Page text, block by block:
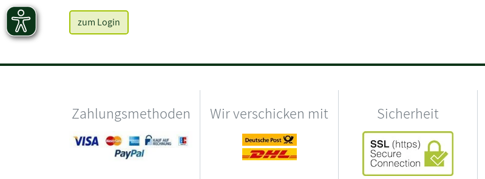
zum Login
Zahlungsmethoden Wir verschicken mit Sicherheit